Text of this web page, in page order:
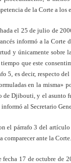
de la Corte a los
el 25 de julio de
informó a la Corte
y únicamente
que este
5, es decir, respecto
en la misma»
de Djibouti, y el asunto
al Secretario
el párrafo 3 del
comparecer ante la Corte.
fecha 17 de octubre de